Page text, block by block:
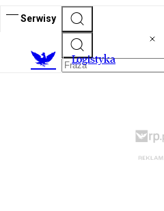
Serwisy
Logistyka